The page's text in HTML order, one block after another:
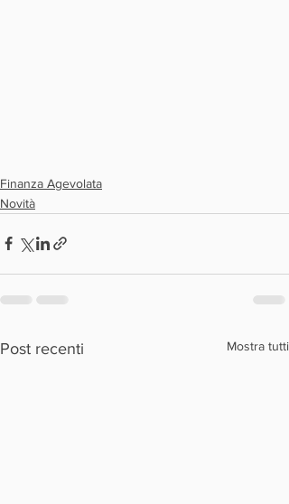
Finanza Agevolata
Novità
Post recenti Mostra tutti